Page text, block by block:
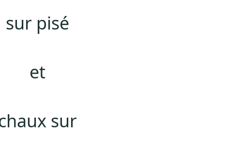
sur pisé
et
sur